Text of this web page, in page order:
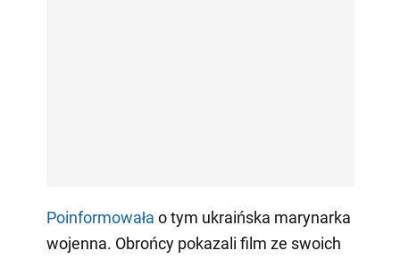
Poinformowała o tym ukraińska marynarka
wojenna. Obrońcy pokazali film ze swoich